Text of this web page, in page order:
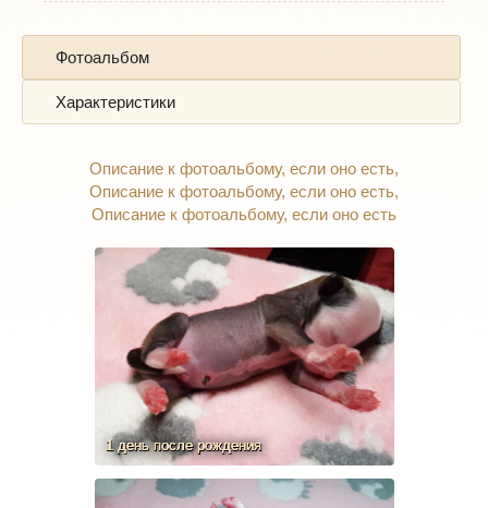
Фотоальбом
Характеристики
Описание к фотоальбому, если оно есть,
Описание к фотоальбому, если оно есть,
Описание к фотоальбому, если оно есть
1 день после рождения